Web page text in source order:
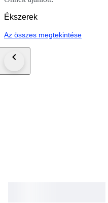
Ékszerek
Az összes megtekintése